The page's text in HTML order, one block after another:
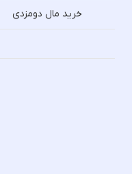
خرید مال دومزدی